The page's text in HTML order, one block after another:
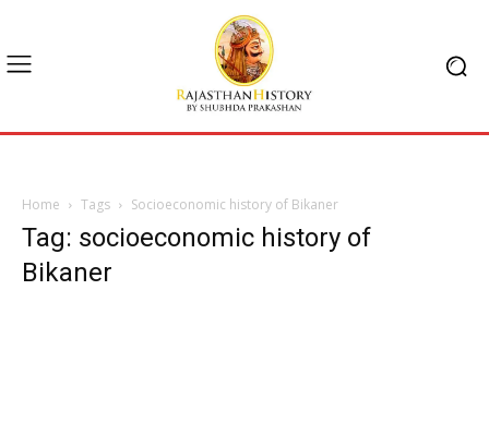
Home Tags Socioeconomic history of Bikaner
Tag: socioeconomic history of
Bikaner